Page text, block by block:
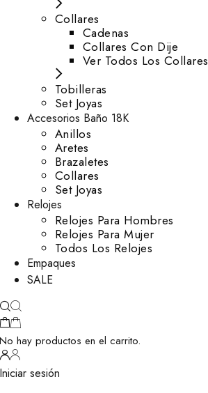
Collares
Cadenas
Collares Con Dije
Ver Todos Los Collares
Tobilleras
Set Joyas
Accesorios Baño 18K
Anillos
Aretes
Brazaletes
Collares
Set Joyas
Relojes
Relojes Para Hombres
Relojes Para Mujer
Todos Los Relojes
Empaques
SALE
hay productos en el carrito.
sesión